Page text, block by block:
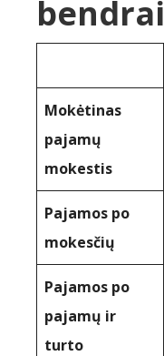
bendrai
Mokėtinas
pajamų
mokestis
Pajamos po
mokesčių
Pajamos po
pajamų ir
turto